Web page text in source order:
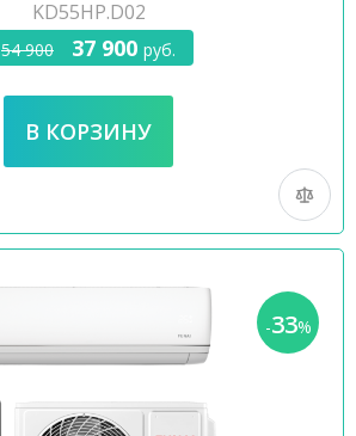
KD55HP.D02
54 900 37 900 руб.
-33%